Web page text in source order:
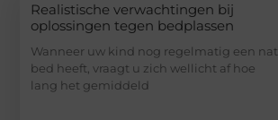
Realistische verwachtingen bij
oplossingen tegen bedplassen
Wanneer uw kind nog regelmatig een nat
bed heeft, vraagt u zich wellicht af hoe
lang het gemiddeld